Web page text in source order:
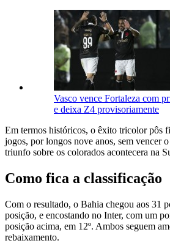
Vasco vence Fortaleza com
e deixa Z4 provisoriamente
Em termos históricos, o êxito tricolor pôs
jogos, por longos nove anos, sem vencer
triunfo sobre os colorados acontecera na
Como fica a classificação
Com o resultado, o Bahia chegou aos 31
posição, e encostando no Inter, com um
posição acima, em 12º. Ambos seguem
rebaixamento.